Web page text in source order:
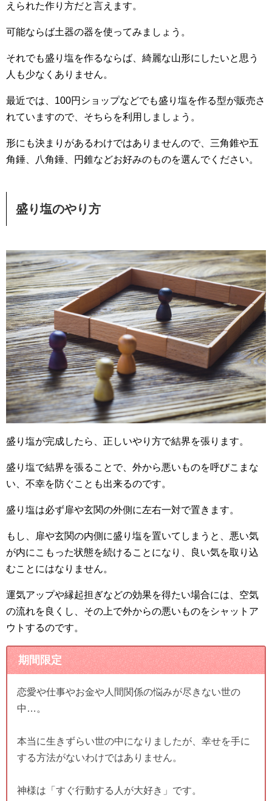
えられた作り方だと言えます。
可能ならば土器の器を使ってみましょう。
それでも盛り塩を作るならば、綺麗な山形にしたいと思う
人も少なくありません。
最近では、100円ショップなどでも盛り塩を作る型が販売さ
れていますので、そちらを利用しましょう。
形にも決まりがあるわけではありませんので、三角錐や五
角錘、八角錘、円錐などお好みのものを選んでください。
盛り塩のやり方
盛り塩が完成したら、正しいやり方で結界を張ります。
盛り塩で結界を張ることで、外から悪いものを呼びこまな
い、不幸を防ぐことも出来るのです。
盛り塩は必ず扉や玄関の外側に左右一対で置きます。
もし、扉や玄関の内側に盛り塩を置いてしまうと、悪い気
が内にこもった状態を続けることになり、良い気を取り込
むことにはなりません。
運気アップや縁起担ぎなどの効果を得たい場合には、空気
の流れを良くし、その上で外からの悪いものをシャットア
ウトするのです。
期間限定
恋愛や仕事やお金や人間関係の悩みが尽きない世の
中…。
本当に生きずらい世の中になりましたが、幸せを手に
する方法がないわけではありません。
神様は「すぐ行動する人が大好き」です。